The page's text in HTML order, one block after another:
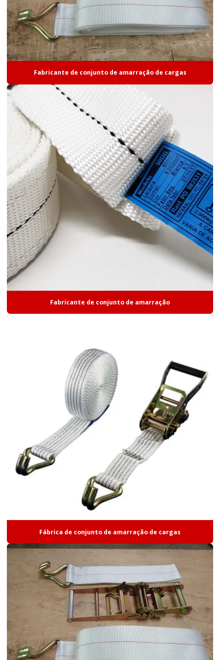
Cabo de aço plastificado
Cabo de aço plastificado preço
Cabo de aço preço
Cabo de aço revestido pvc
Cabo para elevadores
Cabo para equipamento academia
Cabo de guincho
Cabo para guindaste
Cabo linha de vida
Cabo nautico
Catraca de amarração de carga
Catraca de amarração fixa
Catraca cinta de carga
Cinta de carga
Cinta de fixação de carga
Cinta de poliéster para carga
Cinta de poliéster para elevação de carga
Cinta de poliéster preço
Cinta de poliéster valor
Cinta sling branca
Cinta tipo paraquedista
Cintas de elevação e amarração
Cintas de poliester
Cintas de poliester para movimentação de cargas
Cintas de poliester textil
Comprar corda 12mm
Conjunto de amarração
Conjunto de amarração de cargas
Conjunto de amarração preço
Fabricante de conjunto de amarração de cargas
Fabricante de conjunto de amarração
Fábrica de conjunto de amarração de cargas